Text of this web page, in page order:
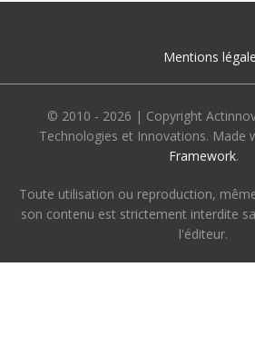
Mentions
© 2010 - 2026 | Copyright
Technologies et Innovations. Made
Framework.
Toute utilisation ou reproduction,
son contenu est strictement interdite
l'éditeur.